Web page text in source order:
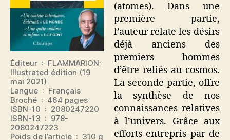
Éditeur ‏ : ‎ FLAMMARION;
Illustrated édition (19
mai 2021)
Langue ‏ : ‎ Français
Broché ‏ : ‎ 464 pages
ISBN-10 ‏ : ‎ 2080247220
ISBN-13 ‏ : ‎ 978-
2080247223
Poids de l’article ‏ : ‎ 310 g
(atomes). Dans une
première partie,
l’auteur relate les désirs
déjà anciens des
premiers hommes
d’être reliés au cosmos.
La seconde partie, offre
la synthèse de nos
connaissances relatives
à l’univers. Grâce aux
efforts entrepris par de